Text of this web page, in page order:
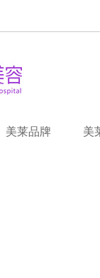
美莱品牌 美